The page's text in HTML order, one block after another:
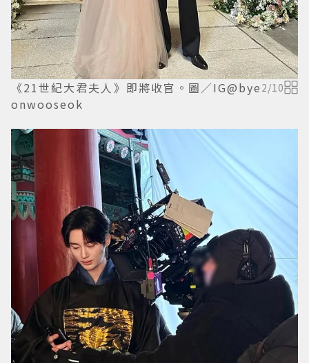
《21世紀大君夫人》即將收官。圖／IG@bye
onwooseok
2/10